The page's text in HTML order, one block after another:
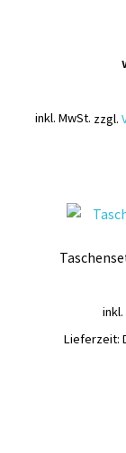
inkl. MwSt. zzgl.
inkl.
Lieferzeit: